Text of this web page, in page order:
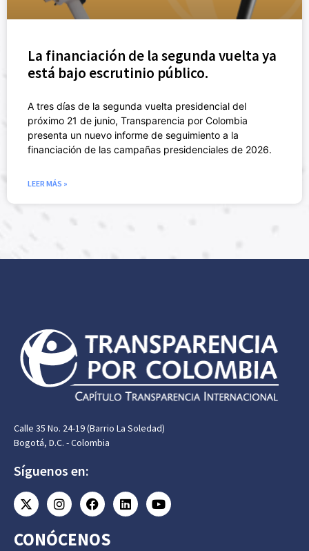
La financiación de la segunda vuelta ya
está bajo escrutinio público.
A tres días de la segunda vuelta presidencial del
próximo 21 de junio, Transparencia por Colombia
presenta un nuevo informe de seguimiento a la
financiación de las campañas presidenciales de 2026.
LEER MÁS »
Calle 35 No. 24-19 (Barrio La Soledad)
Bogotá, D.C. - Colombia
Síguenos en:
CONÓCENOS